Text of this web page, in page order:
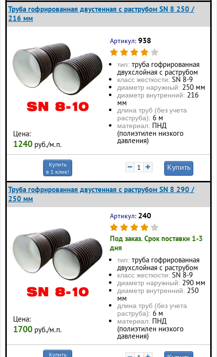
Труба гофрированная двустенная с раструбом SN 8 250 /
216 мм
Цена:
1240 руб./м.п.
Артикул: 938
тип: труба гофрированная
двухслойная с раструбом
класс жесткости: SN 8-9
диаметр наружный: 250 мм
диаметр внутренний: 216
мм
длина труб (без учета
раструба): 6 м
материал: ПНД
(полиэтилен низкого
давления)
Купить
в 1 клик!
− + Купить
Труба гофрированная двустенная с раструбом SN 8 290 /
250 мм
Цена:
1700 руб./м.п.
Артикул: 240
Под заказ. Срок поставки 1-3
дня
тип: труба гофрированная
двухслойная с раструбом
класс жесткости: SN 8-9
диаметр наружный: 290 мм
диаметр внутренний: 250
мм
длина труб (без учета
раструба): 6 м
материал: ПНД
(полиэтилен низкого
давления)
Купить